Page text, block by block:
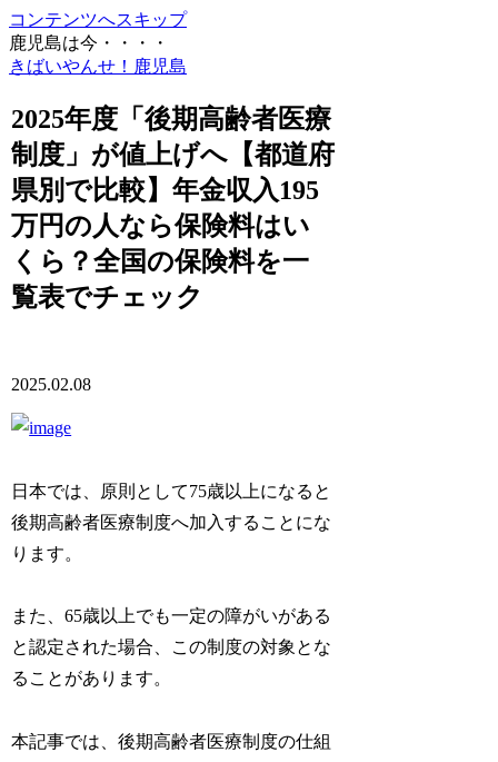
コンテンツへスキップ
鹿児島は今・・・・
きばいやんせ！鹿児島
2025年度「後期高齢者医療
制度」が値上げへ【都道府
県別で比較】年金収入195
万円の人なら保険料はい
くら？全国の保険料を一
覧表でチェック
2025.02.08
日本では、原則として75歳以上になると
後期高齢者医療制度へ加入することにな
ります。
また、65歳以上でも一定の障がいがある
と認定された場合、この制度の対象とな
ることがあります。
本記事では、後期高齢者医療制度の仕組